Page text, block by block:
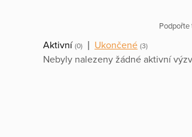
Aktivní (0) Ukončené (3)
Nebyly nalezeny žádné aktivní